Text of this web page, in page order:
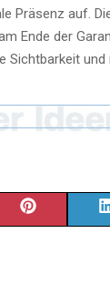
Präsenz auf.
Ende der
Sichtbarkeit und